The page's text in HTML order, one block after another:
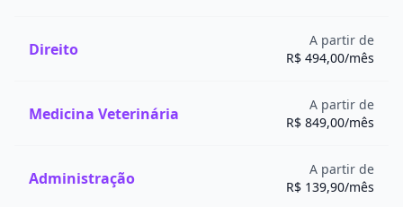
2.400 horas, oferece uma formação intermediária.
O foco está na aplicação prática dos conceitos de
estágio é obrigatório, e os alunos são preparados
para ingressar prontamente no mercado de trabalho.
Interiores do Brasil?
Confira as melhores faculdades de Design de
Direito
A partir de
R$ 494,00/mês
Medicina Veterinária
A partir de
R$ 849,00/mês
Administração
A partir de
R$ 139,90/mês